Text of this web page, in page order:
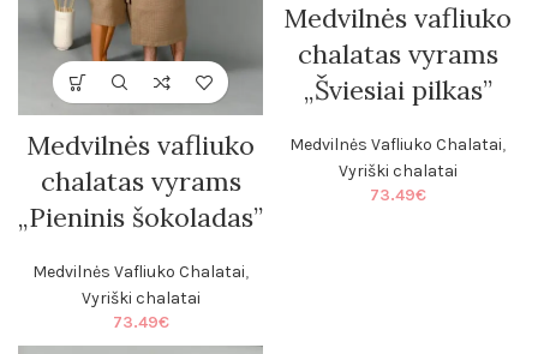
Medvilnės vafliuko
chalatas vyrams
„Pieninis šokoladas”
Medvilnės Vafliuko Chalatai,
Vyriški chalatai
73.49€
Medvilnės vafliuko
chalatas vyrams
„Šviesiai pilkas”
Medvilnės Vafliuko Chalatai,
Vyriški chalatai
73.49€